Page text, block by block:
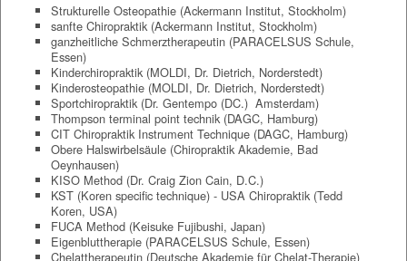
Strukturelle Osteopathie (Ackermann Institut, Stockholm)
sanfte Chiropraktik (Ackermann Institut, Stockholm)
ganzheitliche Schmerztherapeutin (PARACELSUS Schule,
Essen)
Kinderchiropraktik (MOLDI, Dr. Dietrich, Norderstedt)
Kinderosteopathie (MOLDI, Dr. Dietrich, Norderstedt)
Sportchiropraktik (Dr. Gentempo (DC.) Amsterdam)
Thompson terminal point technik (DAGC, Hamburg)
CIT Chiropraktik Instrument Technique (DAGC, Hamburg)
Obere Halswirbelsäule (Chiropraktik Akademie, Bad
Oeynhausen)
KISO Method (Dr. Craig Zion Cain, D.C.)
KST (Koren specific technique) - USA Chiropraktik (Tedd
Koren, USA)
FUCA Method (Keisuke Fujibushi, Japan)
Eigenbluttherapie (PARACELSUS Schule, Essen)
Chelattherapeutin (Deutsche Akademie für Chelat-Therapie)